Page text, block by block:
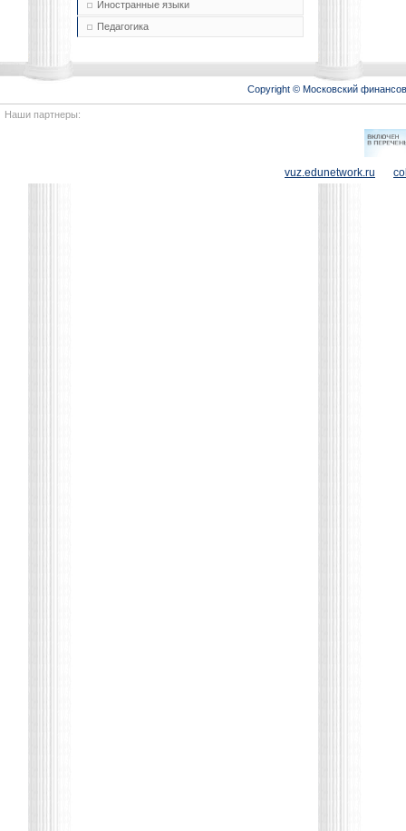
Иностранные языки
Педагогика
Copyright © Московский
Наши партнеры:
vuz.edunetwork.ru